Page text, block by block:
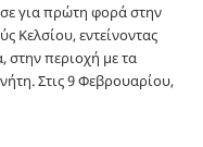
για πρώτη φορά στην
Κελσίου, εντείνοντας
στην περιοχή με τα
Στις 9 Φεβρουαρίου,